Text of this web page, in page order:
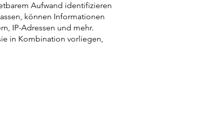
Aufwand identifizieren
können Informationen
IP-Adressen und mehr.
in Kombination vorliegen,